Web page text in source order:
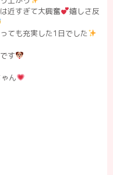
近すぎて大興奮
嬉しさ反
ても充実した1日でした
す
ん